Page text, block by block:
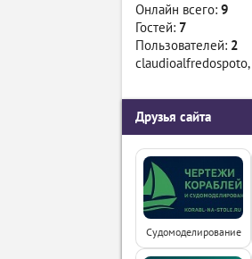
Онлайн всего: 9
Гостей: 7
Пользователей: 2
claudioalfredospoto,
Друзья сайта
Судомоделирование